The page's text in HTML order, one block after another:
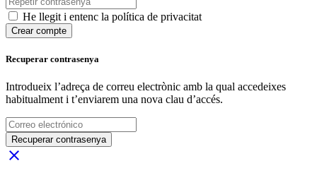
He llegit i entenc la política de privacitat
Crear compte
Recuperar contrasenya
Introdueix l’adreça de correu electrònic amb la qual accedeixes
habitualment i t’enviarem una nova clau d’accés.
Recuperar contrasenya
close